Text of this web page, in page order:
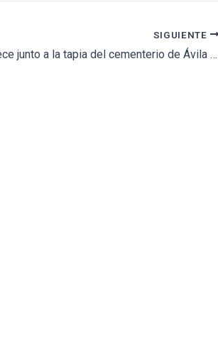
SIGUIENTE
Aparece junto a la tapia del cementerio de Ávila ataúdes, coronas de flores marchitas y restos de sepulturas